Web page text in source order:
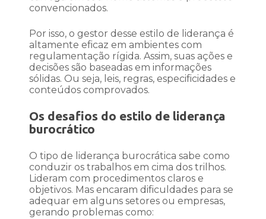
convencionados.
Por isso, o gestor desse estilo de liderança é
altamente eficaz em ambientes com
regulamentação rígida. Assim, suas ações e
decisões são baseadas em informações
sólidas. Ou seja, leis, regras, especificidades e
conteúdos comprovados.
Os desafios do estilo de liderança
burocrático
O tipo de liderança burocrática sabe como
conduzir os trabalhos em cima dos trilhos.
Lideram com procedimentos claros e
objetivos. Mas encaram dificuldades para se
adequar em alguns setores ou empresas,
gerando problemas como: